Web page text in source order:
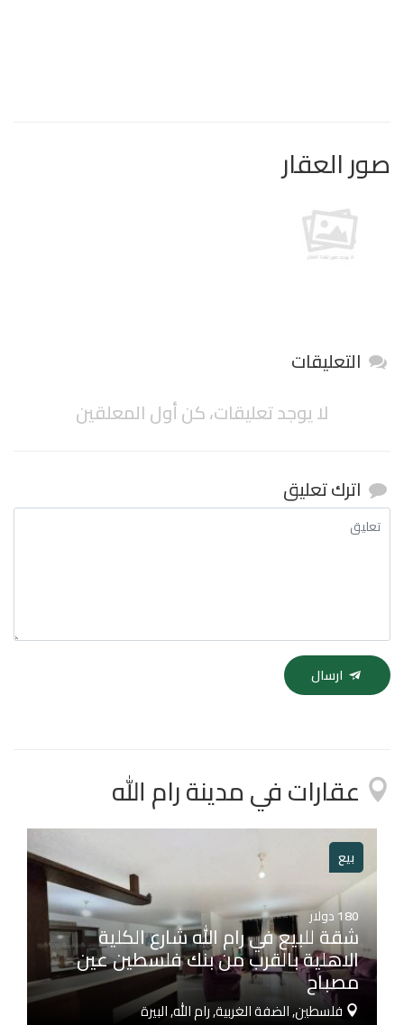
صور العقار
التعليقات
لا يوجد تعليقات، كن أول المعلقين
اترك تعليق
ارسال
عقارات في مدينة رام الله
بيع
180دولار
شقة للبيع في رام الله شارع الكلية
الاهلية بالقرب من بنك فلسطين عين
مصباح
فلسطين, الضفة الغربية, رام الله, البيرة